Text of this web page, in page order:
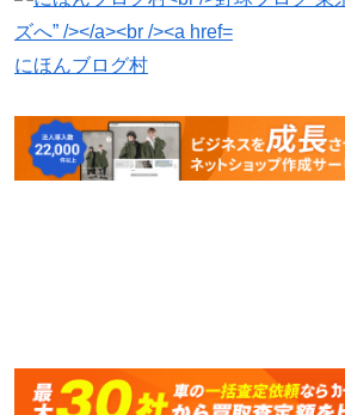
にほんブログ村